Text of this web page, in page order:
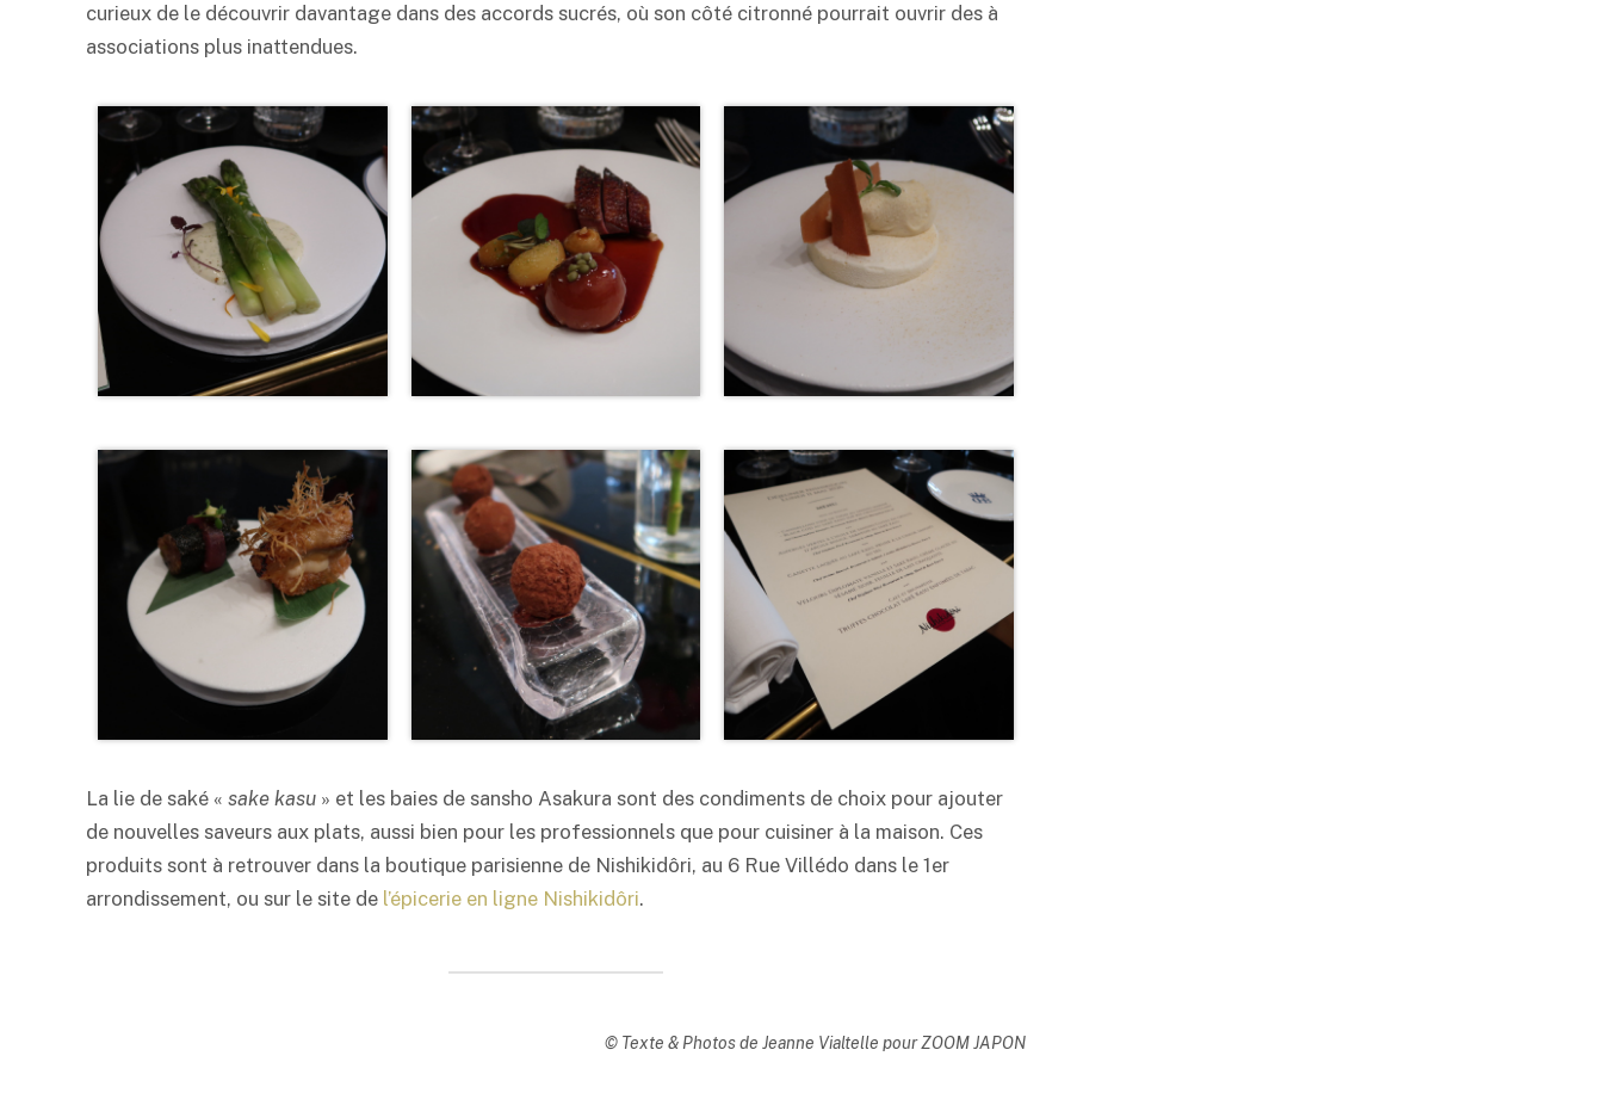
curieux de le découvrir davantage dans des accords sucrés, où son côté citronné pourrait ouvrir des à
associations plus inattendues.
La lie de saké « sake kasu » et les baies de sansho Asakura sont des condiments de choix pour ajouter
de nouvelles saveurs aux plats, aussi bien pour les professionnels que pour cuisiner à la maison. Ces
produits sont à retrouver dans la boutique parisienne de Nishikidôri, au 6 Rue Villédo dans le 1er
arrondissement, ou sur le site de l’épicerie en ligne Nishikidôri.
© Texte & Photos de Jeanne Vialtelle pour ZOOM JAPON